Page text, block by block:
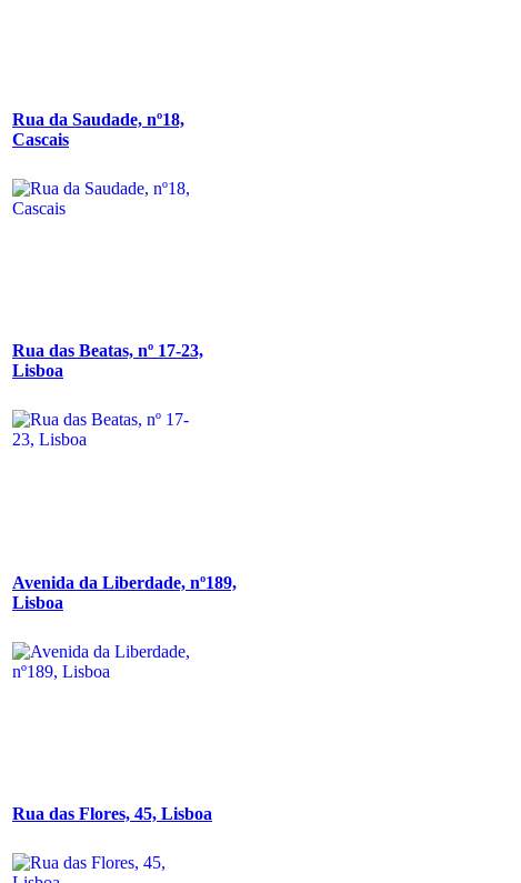
Rua da Saudade, nº18,
Cascais
Rua das Beatas, nº 17-23,
Lisboa
Avenida da Liberdade, nº189,
Lisboa
Rua das Flores, 45, Lisboa